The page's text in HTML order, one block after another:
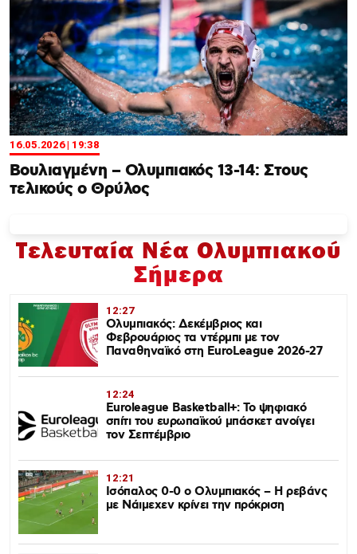
16.05.2026 | 19:38
Βουλιαγμένη – Ολυμπιακός 13-14: Στους
τελικούς ο Θρύλος
Τελευταία Νέα Ολυμπιακού
Σήμερα
12:27
Ολυμπιακός: Δεκέμβριος και
Φεβρουάριος τα ντέρμπι με τον
Παναθηναϊκό στη EuroLeague 2026-27
12:24
Euroleague Basketball+: Το ψηφιακό
σπίτι του ευρωπαϊκού μπάσκετ ανοίγει
τον Σεπτέμβριο
12:21
Ισόπαλος 0-0 ο Ολυμπιακός – Η ρεβάνς
με Νάιμεχεν κρίνει την πρόκριση